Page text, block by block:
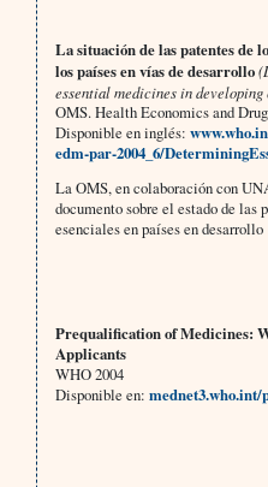
La situación de las patentes de
los países en vías de desarrollo
essential medicines in
OMS. Health Economics and
Disponible en inglés:
edm-par-2004_6/
La OMS, en colaboración con
documento sobre el estado de las
esenciales en países en desarrollo
Prequalification of Medicines:
Applicants
WHO 2004
Disponible en: